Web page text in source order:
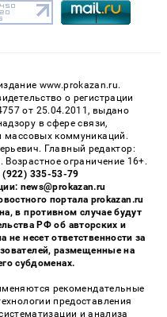
www.prokazan.ru.
о регистрации
от 25.04.2011, выдано
в сфере связи,
массовых коммуникаций.
Главный редактор:
ограничение 16+.
(922) 335-53-79
news@prokazan.ru
портала prokazan.ru
в противном случае будут
РФ об авторских и
несет ответственности за
размещенные на
субдоменах.
рекомендательные
предоставления
и анализа